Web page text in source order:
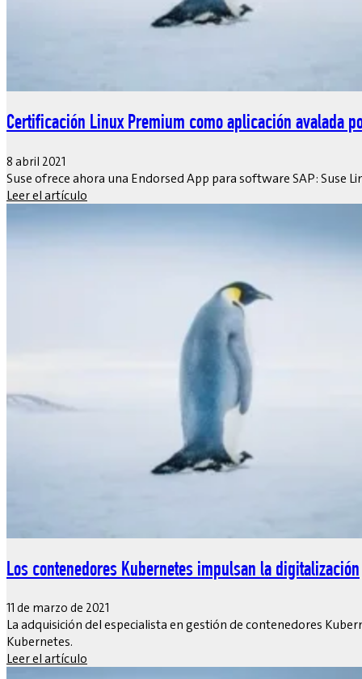
Certificación Linux Premium como aplicación avalada
8 abril 2021
Suse ofrece ahora una Endorsed App para software SAP: Suse
Leer el artículo
Los contenedores Kubernetes impulsan la digitalización
11 de marzo de 2021
La adquisición del especialista en gestión de contenedores
Kubernetes.
Leer el artículo